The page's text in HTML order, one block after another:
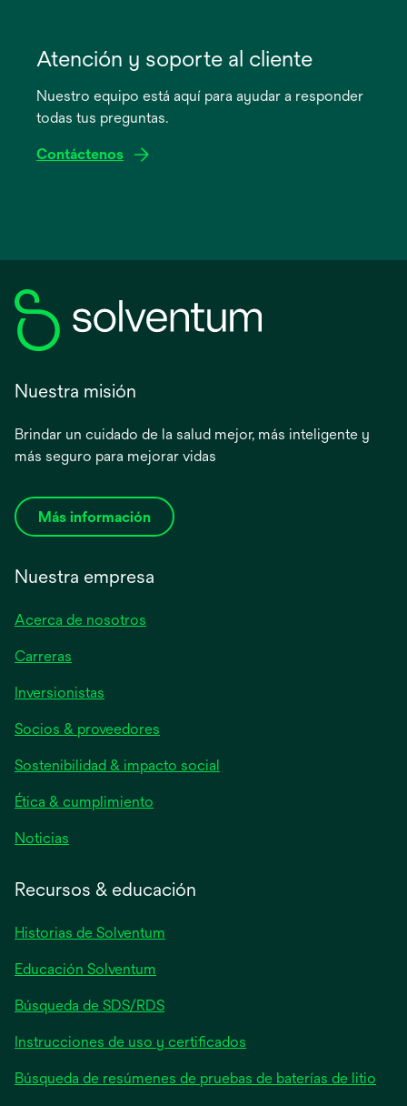
abre
pestaña
Atención y soporte al cliente
Nuestro equipo está aquí para ayudar a responder
todas tus preguntas.
Contáctenos
Nuestra misión
Brindar un cuidado de la salud mejor, más inteligente y
más seguro para mejorar vidas
Más información
Nuestra empresa
Acerca de nosotros
Carreras
Inversionistas
en
una
pestaña
nueva
Socios & proveedores
Sostenibilidad & impacto social
Ética & cumplimiento
Noticias
pestaña
Recursos & educación
Historias de Solventum
Educación Solventum
Búsqueda de SDS/RDS
Instrucciones de uso y certificados
Búsqueda de resúmenes de pruebas de baterías de litio